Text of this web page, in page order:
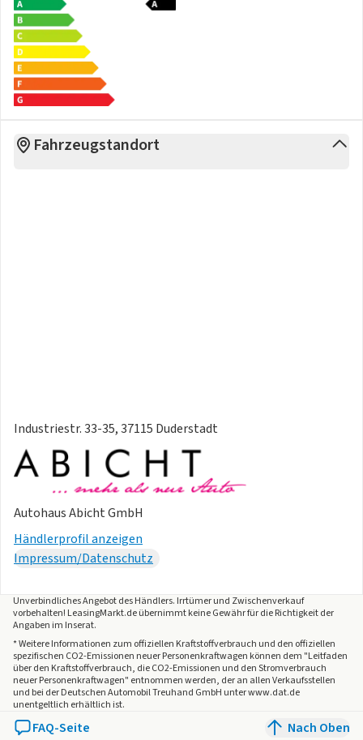
abgedunkelt
Innenausstattung
- Sitzmittelbahnen der Vordersitze und der äußeren
Rücksitzplätze
- Multifunktionslenkrad in Kunstleder mit Touch-Bedienung
beheizbar
Sitzreihe im Fahrgastraum getrennt regelbar
- 4 Leichtmetallräder Tilburg 8J x 19 vorn 9 J x 19 hinten in
Schwarz Oberfläche glanzgedreht
- Winterreifen
- Sommerreifen
Pakete
- Komfortpaket Plus
Sonstiges
Weitere Informationen
- Bitte stellen Sie nur eine Anfrage wenn Sie das Auto
wirklich leasen wollen
- Aufgrund der aktuell erhöhten Nachfrage und des stark
begrenzten Kontingents bitten wir Sie eine Anfrage nur
dann zu stellen wenn Sie das Fahrzeug wirklich leasen
möchten
- Ein Angebot der Volkswagen Leasing
Fahrzeugstandort
Industriestr. 33-35, 37115 Duderstadt
Autohaus Abicht GmbH
Händlerprofil anzeigen
Impressum/Datenschutz
Unverbindliches Angebot desHändlers. Irrtümer und Zwischenverkauf
vorbehalten! LeasingMarkt.de übernimmt keine Gewähr für die Richtigkeit der
Angaben im Inserat.
* Weitere Informationen zum offiziellen Kraftstoffverbrauch und den offiziellen
spezifischen CO2-Emissionen neuer Personenkraftwagen können dem "Leitfaden
über den Kraftstoffverbrauch, die CO2-Emissionen und den Stromverbrauch
neuer Personenkraftwagen" entnommen werden, der an allen Verkaufsstellen
und bei der Deutschen Automobil Treuhand GmbH unter www.dat.de
unentgeltlich erhältlich ist.
FAQ-Seite Nach Oben